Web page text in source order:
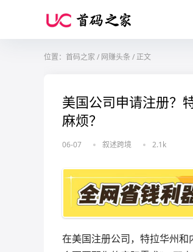
位置： 首码之家 / 网赚头条 /正文
美国公司申请注册？
麻烦？
06-07 叙述跨境 2.1k
在美国注册公司，特拉华州和